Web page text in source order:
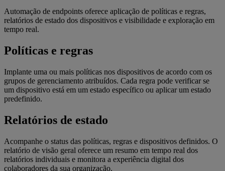
Automação de endpoints oferece aplicação de políticas e regras,
relatórios de estado dos dispositivos e visibilidade e exploração em
tempo real.
Políticas e regras
Implante uma ou mais políticas nos dispositivos de acordo com os
grupos de gerenciamento atribuídos. Cada regra pode verificar se
um dispositivo está em um estado específico ou aplicar um estado
predefinido.
Relatórios de estado
Acompanhe o status das políticas, regras e dispositivos definidos. O
relatório de visão geral oferece um resumo em tempo real dos
relatórios individuais e monitora a experiência digital dos
colaboradores da sua organização.